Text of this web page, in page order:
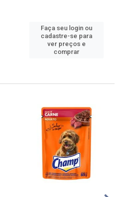
Faça seu login ou
cadastre-se para
ver preços e
comprar